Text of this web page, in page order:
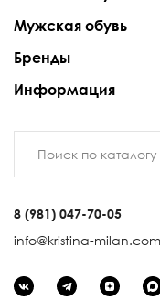
Мужская обувь
Бренды
Информация
8 (981) 047-70-05
info@kristina-milan.com